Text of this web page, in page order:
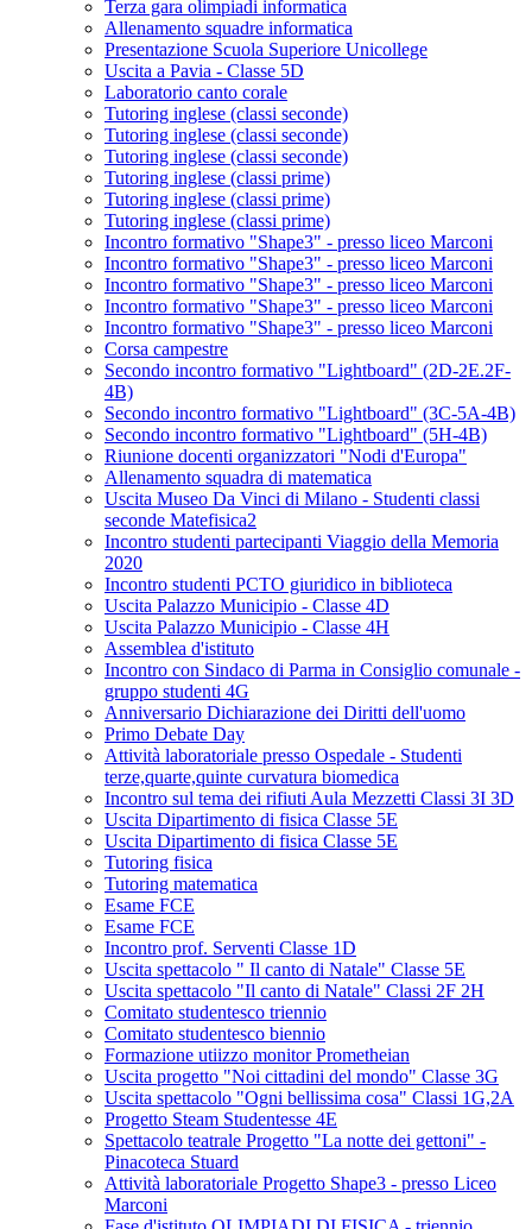
Terza gara olimpiadi informatica
Allenamento squadre informatica
Presentazione Scuola Superiore Unicollege
Uscita a Pavia - Classe 5D
Laboratorio canto corale
Tutoring inglese (classi seconde)
Tutoring inglese (classi seconde)
Tutoring inglese (classi seconde)
Tutoring inglese (classi prime)
Tutoring inglese (classi prime)
Tutoring inglese (classi prime)
Incontro formativo "Shape3" - presso liceo Marconi
Incontro formativo "Shape3" - presso liceo Marconi
Incontro formativo "Shape3" - presso liceo Marconi
Incontro formativo "Shape3" - presso liceo Marconi
Incontro formativo "Shape3" - presso liceo Marconi
Corsa campestre
Secondo incontro formativo "Lightboard" (2D-2E.2F-
4B)
Secondo incontro formativo "Lightboard" (3C-5A-4B)
Secondo incontro formativo "Lightboard" (5H-4B)
Riunione docenti organizzatori "Nodi d'Europa"
Allenamento squadra di matematica
Uscita Museo Da Vinci di Milano - Studenti classi
seconde Matefisica2
Incontro studenti partecipanti Viaggio della Memoria
2020
Incontro studenti PCTO giuridico in biblioteca
Uscita Palazzo Municipio - Classe 4D
Uscita Palazzo Municipio - Classe 4H
Assemblea d'istituto
Incontro con Sindaco di Parma in Consiglio comunale -
gruppo studenti 4G
Anniversario Dichiarazione dei Diritti dell'uomo
Primo Debate Day
Attività laboratoriale presso Ospedale - Studenti
terze,quarte,quinte curvatura biomedica
Incontro sul tema dei rifiuti Aula Mezzetti Classi 3I 3D
Uscita Dipartimento di fisica Classe 5E
Uscita Dipartimento di fisica Classe 5E
Tutoring fisica
Tutoring matematica
Esame FCE
Esame FCE
Incontro prof. Serventi Classe 1D
Uscita spettacolo " Il canto di Natale" Classe 5E
Uscita spettacolo "Il canto di Natale" Classi 2F 2H
Comitato studentesco triennio
Comitato studentesco biennio
Formazione utiizzo monitor Prometheian
Uscita progetto "Noi cittadini del mondo" Classe 3G
Uscita spettacolo "Ogni bellissima cosa" Classi 1G,2A
Progetto Steam Studentesse 4E
Spettacolo teatrale Progetto "La notte dei gettoni" -
Pinacoteca Stuard
Attività laboratoriale Progetto Shape3 - presso Liceo
Marconi